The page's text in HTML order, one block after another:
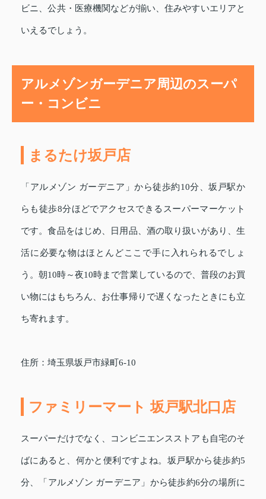
ビニ、公共・医療機関などが揃い、住みやすいエリアと
いえるでしょう。
アルメゾンガーデニア周辺のスーパ
ー・コンビニ
まるたけ坂戸店
「アルメゾン ガーデニア」から徒歩約10分、坂戸駅か
らも徒歩8分ほどでアクセスできるスーパーマーケット
です。食品をはじめ、日用品、酒の取り扱いがあり、生
活に必要な物はほとんどここで手に入れられるでしょ
う。朝10時～夜10時まで営業しているので、普段のお買
い物にはもちろん、お仕事帰りで遅くなったときにも立
ち寄れます。
住所：埼玉県坂戸市緑町6-10
ファミリーマート 坂戸駅北口店
スーパーだけでなく、コンビニエンスストアも自宅のそ
ばにあると、何かと便利ですよね。坂戸駅から徒歩約5
分、「アルメゾン ガーデニア」から徒歩約6分の場所に